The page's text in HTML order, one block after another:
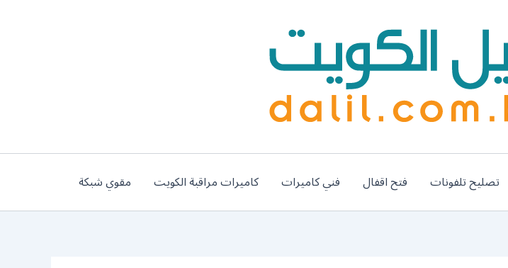
تصليح تلفونات فتح اقفال فني كاميرات كاميرات مراقبة الكويت مقوي شبكة